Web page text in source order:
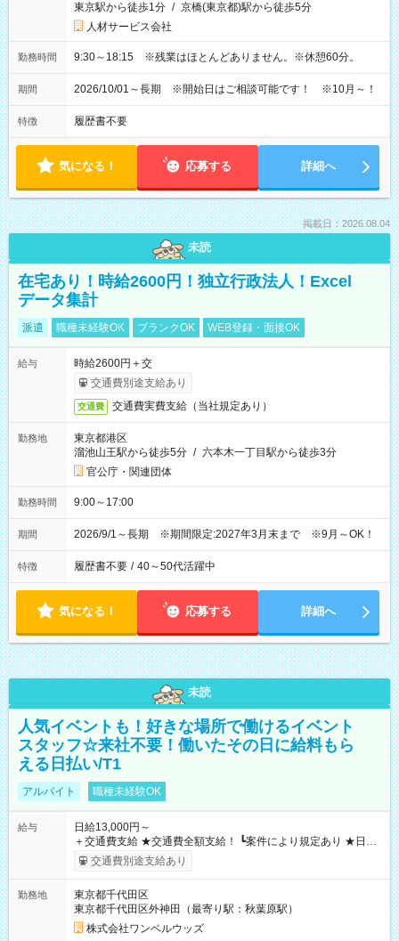
東京駅から徒歩1分 / 京橋(東京都)駅から徒歩5分
人材サービス会社
勤務時間 9:30～18:15 ※残業はほとんどありません。※休憩60分。
期間 2026/10/01～長期 ※開始日はご相談可能です！ ※10月～！
特徴 履歴書不要
気になる！ 応募する 詳細へ
掲載日：2026.08.04
未読
在宅あり！時給2600円！独立行政法人！Excel
データ集計
派遣 職種未経験OK ブランクOK WEB登録・面接OK
給与
時給2600円＋交
交通費別途支給あり
交通費 交通費実費支給（当社規定あり）
勤務地
東京都港区
溜池山王駅から徒歩5分 / 六本木一丁目駅から徒歩3分
官公庁・関連団体
勤務時間 9:00～17:00
期間 2026/9/1～長期 ※期間限定:2027年3月末まで ※9月～OK！
特徴 履歴書不要 / 40～50代活躍中
気になる！ 応募する 詳細へ
未読
人気イベントも！好きな場所で働けるイベント
スタッフ☆来社不要！働いたその日に給料もら
える日払い/T1
アルバイト 職種未経験OK
給与
日給13,000円～
＋交通費支給 ★交通費全額支給！ ┗案件により規定あり ★日払
いOK！（規定あり） ┗働いたその日に現金GET♪ お仕事後はコ
ンビニATMから 日払い分を引き落とせます！ 【試用期間】試
交通費別途支給あり
勤務地
東京都千代田区
東京都千代田区外神田（最寄り駅：秋葉原駅）
株式会社ワンベルウッズ